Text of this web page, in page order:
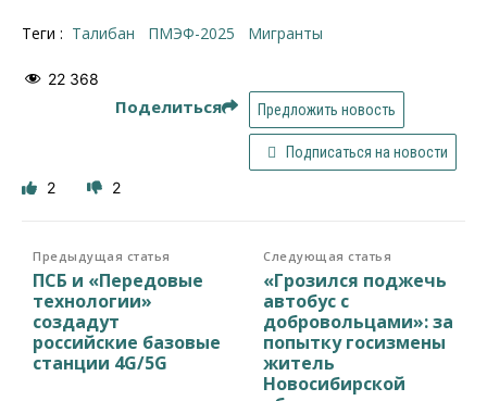
Теги : талибан ПМЭФ-2025 Мигранты
22 368
Поделиться Предложить новость
Подписаться на новости
2 2
Предыдущая статья
ПСБ и «Передовые
технологии»
создадут
российские базовые
станции 4G/5G
Следующая статья
«Грозился поджечь
автобус с
добровольцами»: за
попытку госизмены
житель
Новосибирской